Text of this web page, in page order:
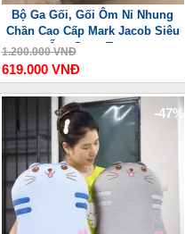
Bộ Ga Gối, Gối Ôm Nỉ Nhung
Chần Cao Cấp Mark Jacob Siêu
Ấm, Sang Trọng
1.200.000 VNĐ
619.000 VNĐ
-47%